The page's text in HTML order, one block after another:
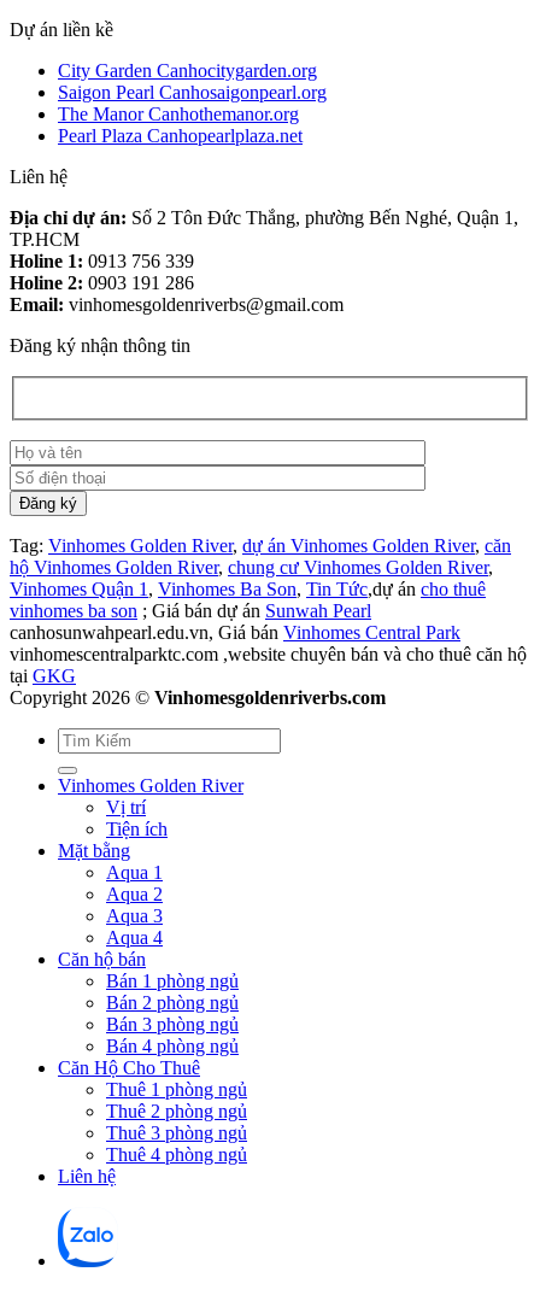
Dự án liền kề
City Garden Canhocitygarden.org
Saigon Pearl Canhosaigonpearl.org
The Manor Canhothemanor.org
Pearl Plaza Canhopearlplaza.net
Liên hệ
Địa chỉ dự án: Số 2 Tôn Đức Thắng, phường Bến Nghé, Quận 1,
TP.HCM
Holine 1: 0913 756 339
Holine 2: 0903 191 286
Email: vinhomesgoldenriverbs@gmail.com
Đăng ký nhận thông tin
Tag: Vinhomes Golden River, dự án Vinhomes Golden River, căn
hộ Vinhomes Golden River, chung cư Vinhomes Golden River,
Vinhomes Quận 1 , Vinhomes Ba Son, Tin Tức,dự án cho thuê
vinhomes ba son ; Giá bán dự án Sunwah Pearl
canhosunwahpearl.edu.vn, Giá bán Vinhomes Central Park
vinhomescentralparktc.com ,website chuyên bán và cho thuê căn hộ
tại GKG
Copyright 2026 © Vinhomesgoldenriverbs.com
Vinhomes Golden River
Vị trí
Tiện ích
Mặt bằng
Aqua 1
Aqua 2
Aqua 3
Aqua 4
Căn hộ bán
Bán 1 phòng ngủ
Bán 2 phòng ngủ
Bán 3 phòng ngủ
Bán 4 phòng ngủ
Căn Hộ Cho Thuê
Thuê 1 phòng ngủ
Thuê 2 phòng ngủ
Thuê 3 phòng ngủ
Thuê 4 phòng ngủ
Liên hệ